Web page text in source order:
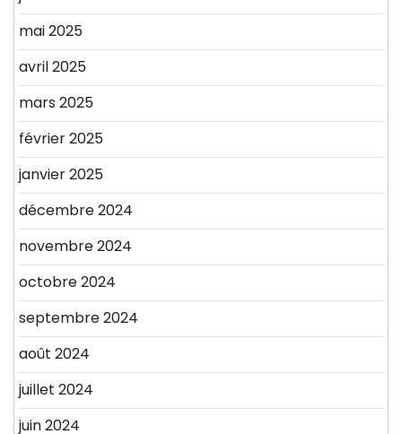
mai 2025
avril 2025
mars 2025
février 2025
janvier 2025
décembre 2024
novembre 2024
octobre 2024
septembre 2024
août 2024
juillet 2024
juin 2024